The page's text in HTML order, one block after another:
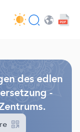
des edlen
-